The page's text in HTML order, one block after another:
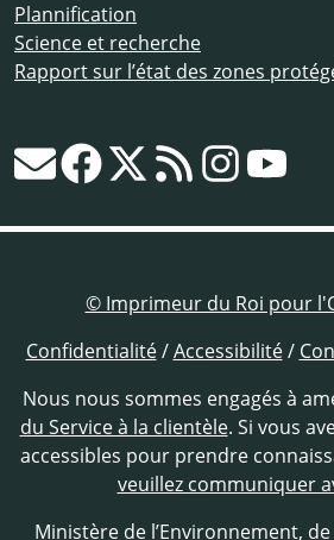
Plannification
Science et recherche
Rapport sur l’état des zones
© Imprimeur du Roi pour
Confidentialité/Accessibilité/
Nous nous sommes engagés à
du Service à la clientèle. Si vous
accessibles pour prendre
veuillez communiquer
Ministère de l’Environnement,